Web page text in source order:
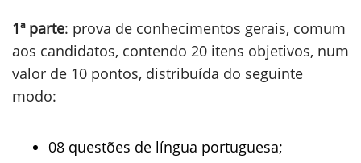
1ª parte: prova de conhecimentos gerais, comum
aos candidatos, contendo 20 itens objetivos, num
valor de 10 pontos, distribuída do seguinte
modo:
08 questões de língua portuguesa;